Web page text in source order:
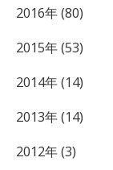
2016年 (80)
2015年 (53)
2014年 (14)
2013年 (14)
2012年 (3)